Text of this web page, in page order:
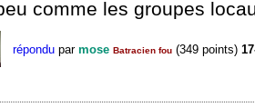
comme les groupes
répondu par mose Batracien fou (349 points)